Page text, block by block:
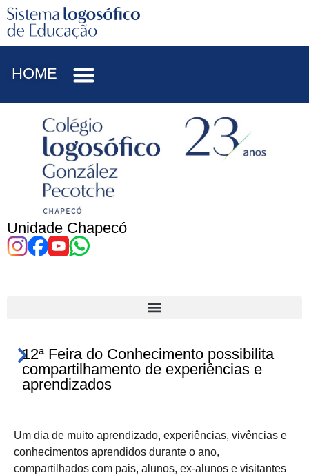
HOME
Unidade Chapecó
12ª Feira do Conhecimento possibilita
compartilhamento de experiências e
aprendizados
Um dia de muito aprendizado, experiências, vivências e
conhecimentos aprendidos durante o ano,
compartilhados com pais, alunos, ex-alunos e visitantes